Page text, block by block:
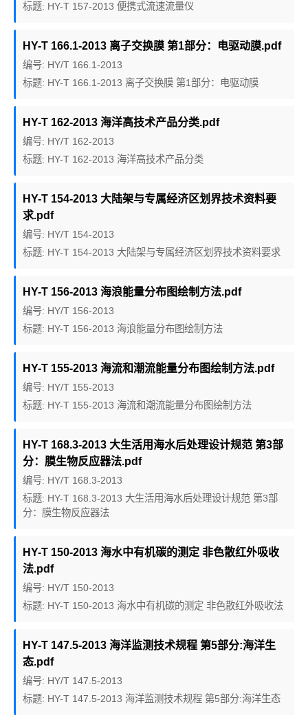
标题: HY-T 157-2013 便携式流速流量仪
HY-T 166.1-2013 离子交换膜 第1部分：电驱动膜.pdf
编号: HY/T 166.1-2013
标题: HY-T 166.1-2013 离子交换膜 第1部分：电驱动膜
HY-T 162-2013 海洋高技术产品分类.pdf
编号: HY/T 162-2013
标题: HY-T 162-2013 海洋高技术产品分类
HY-T 154-2013 大陆架与专属经济区划界技术资料要
求.pdf
编号: HY/T 154-2013
标题: HY-T 154-2013 大陆架与专属经济区划界技术资料要求
HY-T 156-2013 海浪能量分布图绘制方法.pdf
编号: HY/T 156-2013
标题: HY-T 156-2013 海浪能量分布图绘制方法
HY-T 155-2013 海流和潮流能量分布图绘制方法.pdf
编号: HY/T 155-2013
标题: HY-T 155-2013 海流和潮流能量分布图绘制方法
HY-T 168.3-2013 大生活用海水后处理设计规范 第3部
分：膜生物反应器法.pdf
编号: HY/T 168.3-2013
标题: HY-T 168.3-2013 大生活用海水后处理设计规范 第3部
分：膜生物反应器法
HY-T 150-2013 海水中有机碳的测定 非色散红外吸收
法.pdf
编号: HY/T 150-2013
标题: HY-T 150-2013 海水中有机碳的测定 非色散红外吸收法
HY-T 147.5-2013 海洋监测技术规程 第5部分:海洋生
态.pdf
编号: HY/T 147.5-2013
标题: HY-T 147.5-2013 海洋监测技术规程 第5部分:海洋生态